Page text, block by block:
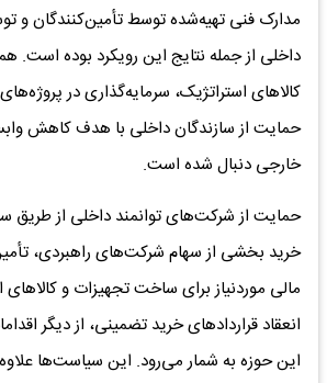
مدارک فنی تهیه‌شده توسط تأمین‌کنندگان و
داخلی از جمله نتایج این رویکرد بوده است.
کالاهای استراتژیک، سرمایه‌گذاری در
حمایت از سازندگان داخلی با هدف کاهش
خارجی دنبال شده است.
حمایت از شرکت‌های توانمند داخلی از طریق
خرید بخشی از سهام شرکت‌های راهبردی،
مالی موردنیاز برای ساخت تجهیزات و
انعقاد قراردادهای خرید تضمینی، از دیگر
این حوزه به شمار می‌رود. این سیاست‌ها